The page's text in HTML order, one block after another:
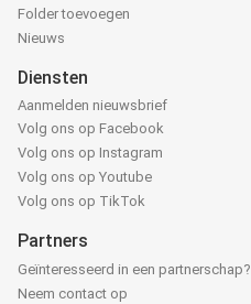
Folder toevoegen
Nieuws
Diensten
Aanmelden nieuwsbrief
Volg ons op Facebook
Volg ons op Instagram
Volg ons op Youtube
Volg ons op TikTok
Partners
Geïnteresseerd in een partnerschap?
Neem contact op